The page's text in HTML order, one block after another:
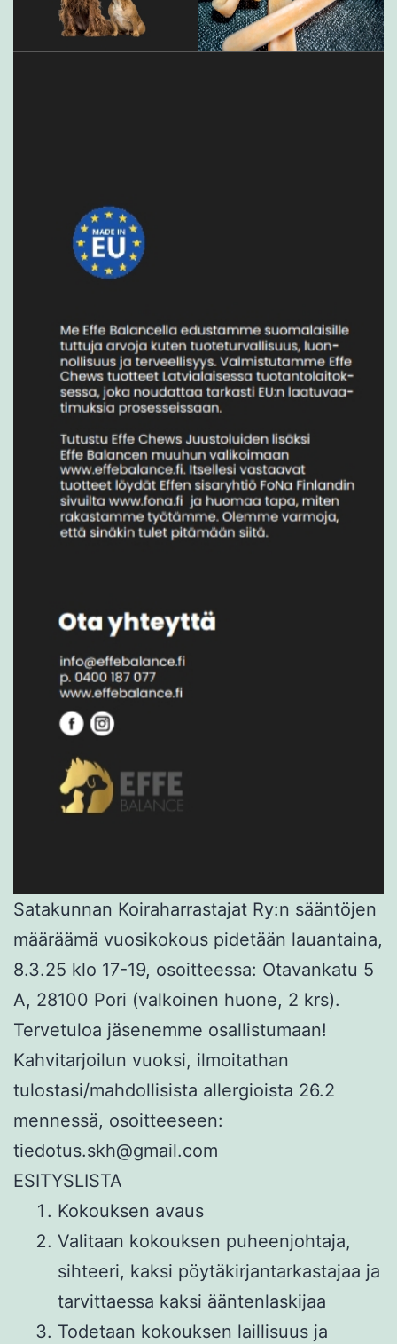
Satakunnan Koiraharrastajat Ry:n sääntöjen
määräämä vuosikokous pidetään lauantaina,
8.3.25 klo 17-19, osoitteessa: Otavankatu 5
A, 28100 Pori (valkoinen huone, 2 krs).
Tervetuloa jäsenemme osallistumaan!
Kahvitarjoilun vuoksi, ilmoitathan
tulostasi/mahdollisista allergioista 26.2
mennessä, osoitteeseen:
tiedotus.skh@gmail.com
ESITYSLISTA
Kokouksen avaus
Valitaan kokouksen puheenjohtaja,
sihteeri, kaksi pöytäkirjantarkastajaa ja
tarvittaessa kaksi ääntenlaskijaa
Todetaan kokouksen laillisuus ja